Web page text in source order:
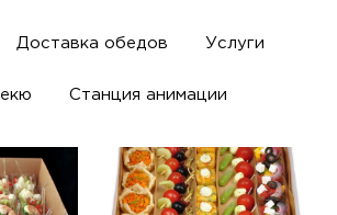
Доставка обедов Услуги
Станция анимации